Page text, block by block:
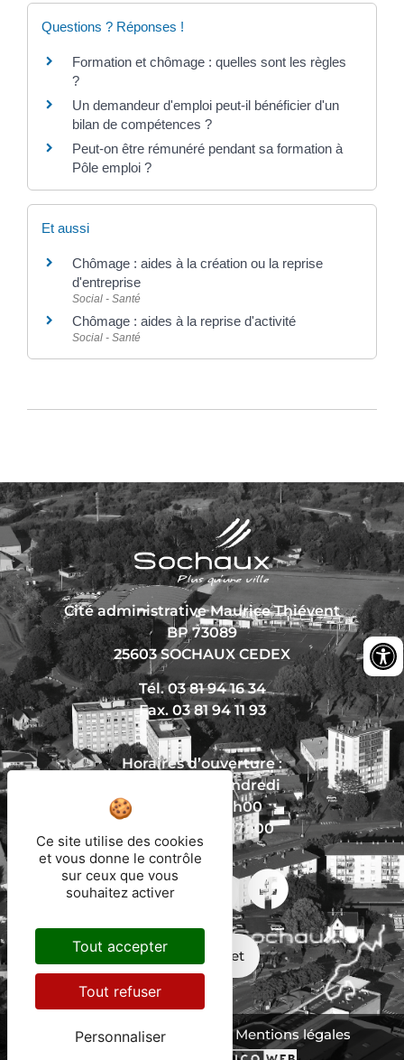
Questions ? Réponses !
Formation et chômage : quelles sont les règles
?
Un demandeur d'emploi peut-il bénéficier d'un
bilan de compétences ?
Peut-on être rémunéré pendant sa formation à
Pôle emploi ?
Et aussi
Chômage : aides à la création ou la reprise
d'entreprise
Social - Santé
Chômage : aides à la reprise d'activité
Social - Santé
Cité administrative Maurice Thiévent
BP 73089
25603 SOCHAUX CEDEX
Tél. 03 81 94 16 34
Fax. 03 81 94 11 93
Horaires d’ouverture :
Du lundi au vendredi
De 8h30 à 12h00
Et de 13h30 à 17h00
Nous écrire
Mon trajet
Protection des données
Mentions légales
Ce site utilise des cookies
et vous donne le contrôle
sur ceux que vous
souhaitez activer
Tout accepter
Tout refuser
Personnaliser